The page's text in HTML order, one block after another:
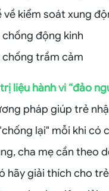
về kiểm soát xung
chống động kinh
chống trầm cảm
liệu hành vi “đảo
pháp giúp trẻ
lại" mỗi khi có
cha mẹ cần theo
hãy giải thích cho